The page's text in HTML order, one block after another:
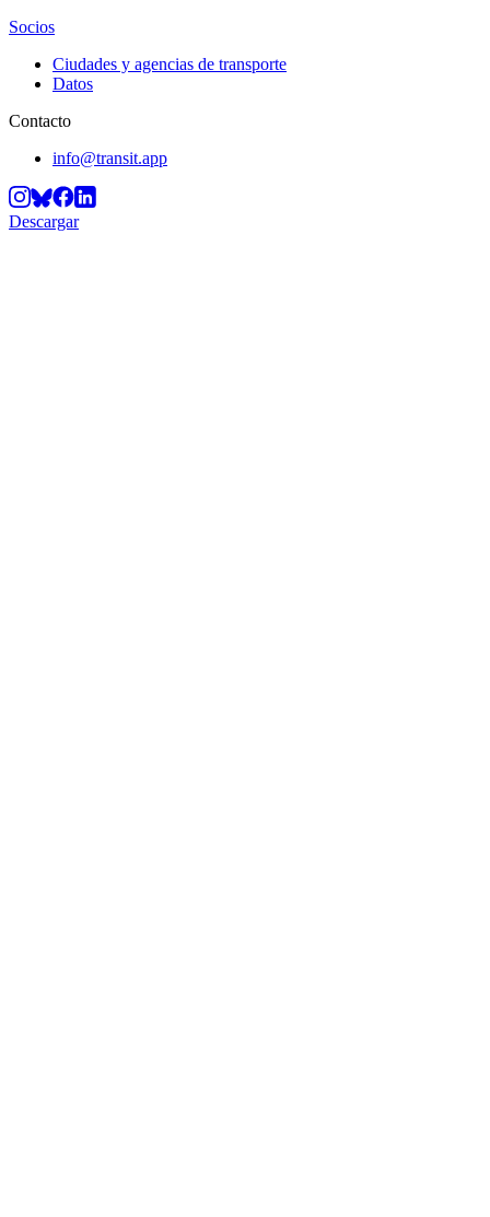
Socios
Ciudades y agencias de transporte
Datos
Contacto
info@transit.app
Descargar